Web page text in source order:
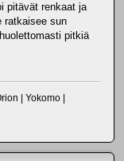
pitävät renkaat ja
ratkaisee sun
pitkiä
| Yokomo |